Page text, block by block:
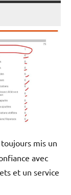
mis un
avec
et un service